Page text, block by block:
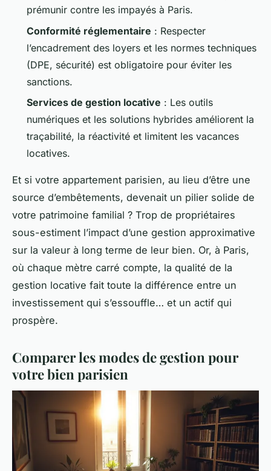
prémunir contre les impayés à Paris.
Conformité réglementaire : Respecter
l’encadrement des loyers et les normes techniques
(DPE, sécurité) est obligatoire pour éviter les
sanctions.
Services de gestion locative : Les outils
numériques et les solutions hybrides améliorent la
traçabilité, la réactivité et limitent les vacances
locatives.
Et si votre appartement parisien, au lieu d’être une
source d’embêtements, devenait un pilier solide de
votre patrimoine familial ? Trop de propriétaires
sous-estiment l’impact d’une gestion approximative
sur la valeur à long terme de leur bien. Or, à Paris,
où chaque mètre carré compte, la qualité de la
gestion locative fait toute la différence entre un
investissement qui s’essouffle… et un actif qui
prospère.
Comparer les modes de gestion pour
votre bien parisien